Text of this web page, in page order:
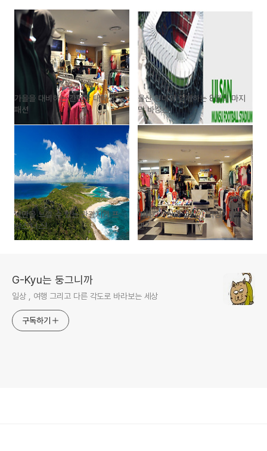
가을을 대비하는 간편한 대학생
패션
울산 현대와 함께하는 8월의 마지
막 바캉스
낭만을 느낄 수 있는 관광지?! 프
랑스 니스!
여름휴가인데 코디가 걱정이라
면?
G-Kyu는 둥그니까
일상 , 여행 그리고 다른 각도로 바라보는 세상
구독하기